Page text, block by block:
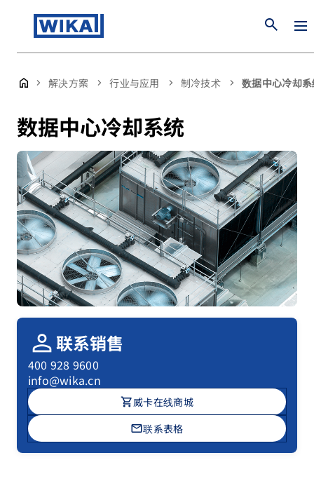
search
解决方案 行业与应用 制冷技术 数据中心冷却
数据中心冷却系统
person 联系销售
400 928 9600
info@wika.cn
shopping_cart威卡在线商城
mail联系表格